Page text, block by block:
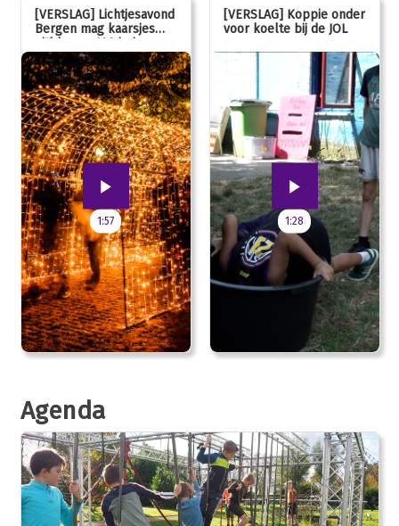
[VERSLAG] Lichtjesavond
Bergen mag kaarsjes
uitblazen: 100 jarig
jubileum!
1:57
[VERSLAG] Koppie onder
voor koelte bij de JOL
1:28
Agenda